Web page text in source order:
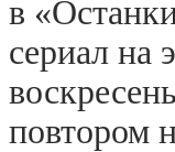
в
сериал на
повтором